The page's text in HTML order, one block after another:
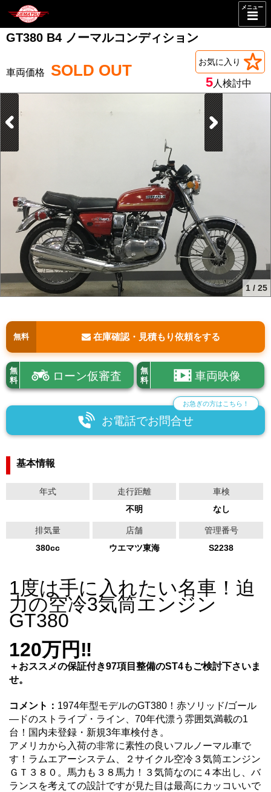
メニュー
GT380 B4 ノーマルコンディション
SOLD OUT お気に入り
5人検討中
1 / 25
無料 在庫確認・見積もり依頼をする
無
料
ローン仮審査
無
料
車両映像
お電話でお問合せ
お急ぎの方はこちら！
基本情報
年式
走行距離
不明
車検
なし
排気量
380cc
店舗
ウエマツ東海
管理番号
S2238
1度は手に入れたい名車！迫
力の空冷3気筒エンジン
GT380
120万円 ‼
＋おススメの保証付き97項目整備のST4もご検討下さいま
せ。
コメント： 1974年型モデルのGT380！赤ソリッド/ゴール
―ドのストライプ・ライン、70年代漂う雰囲気満載の1
台！国内未登録・新規3年車検付き。
アメリカから入荷の非常に素性の良いフルノーマル車で
す！ ラムエアーシステム、２サイクル空冷３気筒エンジン
ＧＴ３８０。馬力も３８馬力！
３気筒なのに４本出し、バ
ランスを考えての設計ですが見た目は最高にカッコいいで